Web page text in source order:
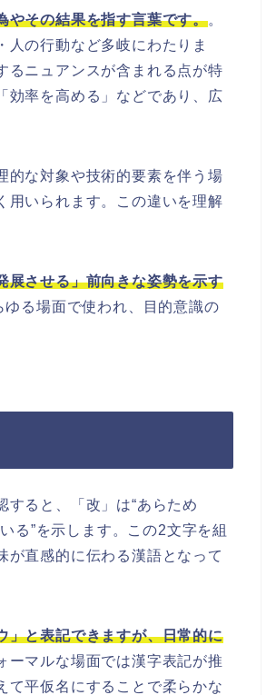
やその結果を指す言葉です。。
の行動など多岐にわたりま
るニュアンスが含まれる点が特
効率を高める」などであり、広
的な対象や技術的要素を伴う場
用いられます。この違いを理解
展させる」前向きな姿勢を示す
る場面で使われ、目的意識の
すると、「改」は“あらため
る”を示します。この2文字を組
が直感的に伝わる漢語となって
」と表記できますが、日常的に
ーマルな場面では漢字表記が推
て平仮名にすることで柔らかな